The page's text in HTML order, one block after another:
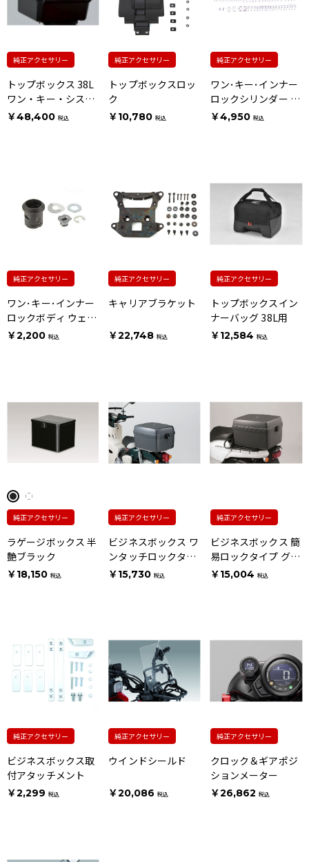
純正アクセサリー
トップボックス 38L
ワン・キー・システ
ムタイプ [ウェーブ
￥48,400 税込
純正アクセサリー
トップボックスロッ
ク
￥10,780 税込
純正アクセサリー
ワン･キー･インナー
ロックシリンダー ウ
ェーブタイプキー用
￥4,950 税込
純正アクセサリー
ワン･キー･インナー
ロックボディ ウェー
ブタイプキー用
￥2,200 税込
純正アクセサリー
キャリアブラケット
￥22,748 税込
純正アクセサリー
トップボックスイン
ナーバッグ 38L用
￥12,584 税込
純正アクセサリー
ラゲージボックス 半
艶ブラック
￥18,150 税込
純正アクセサリー
ビジネスボックス ワ
ンタッチロックタイ
プ グレー
￥15,730 税込
純正アクセサリー
ビジネスボックス 簡
易ロックタイプ グレ
ー
￥15,004 税込
純正アクセサリー
ビジネスボックス取
付アタッチメント
￥2,299 税込
純正アクセサリー
ウインドシールド
￥20,086 税込
純正アクセサリー
クロック＆ギアポジ
ションメーター
￥26,862 税込